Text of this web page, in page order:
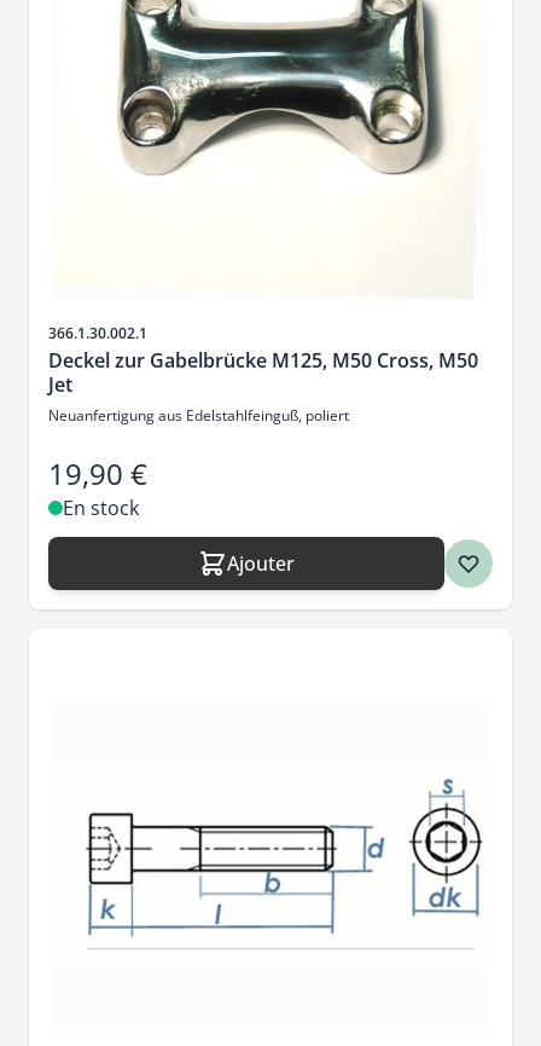
SKU
366.1.30.002.1
Deckel zur Gabelbrücke M125, M50 Cross, M50
Jet
Neuanfertigung aus Edelstahlfeinguß, poliert
19,90 €
En stock
Ajouter